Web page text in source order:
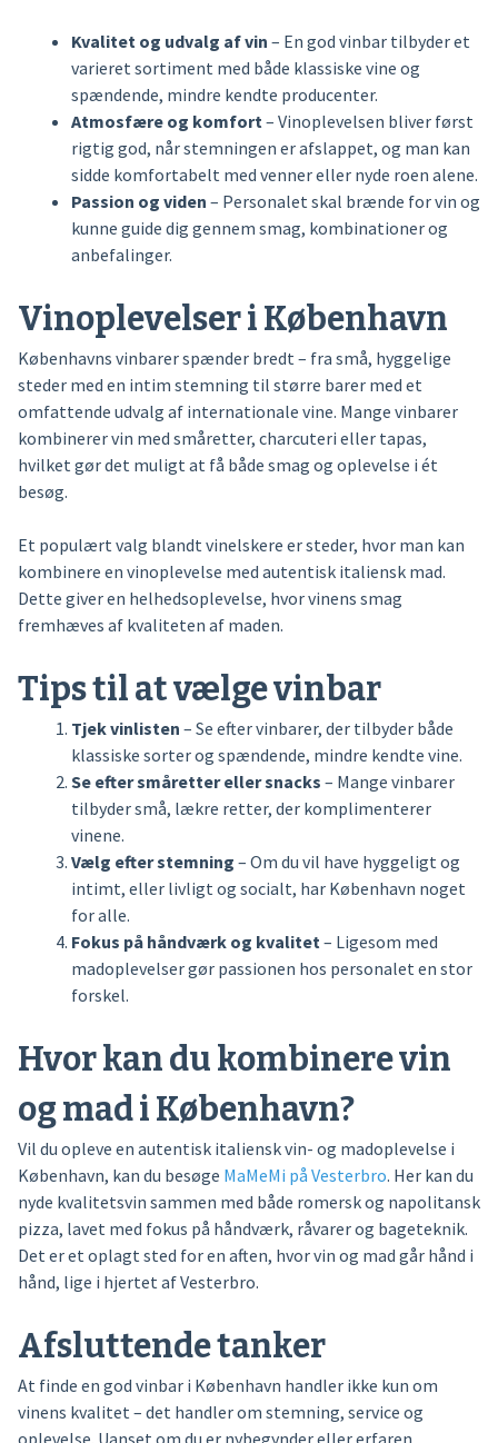
Kvalitet og udvalg af vin – En god vinbar tilbyder et
varieret sortiment med både klassiske vine og
spændende, mindre kendte producenter.
Atmosfære og komfort– Vinoplevelsen bliver først
rigtig god, når stemningen er afslappet, og man kan
sidde komfortabelt med venner eller nyde roen alene.
Passion og viden – Personalet skal brænde for vin og
kunne guide dig gennem smag, kombinationer og
anbefalinger.
Vinoplevelser i København
Københavns vinbarer spænder bredt – fra små, hyggelige
steder med en intim stemning til større barer med et
omfattende udvalg af internationale vine. Mange vinbarer
kombinerer vin med småretter, charcuteri eller tapas,
hvilket gør det muligt at få både smag og oplevelse i ét
besøg.
Et populært valg blandt vinelskere er steder, hvor man kan
kombinere en vinoplevelse med autentisk italiensk mad.
Dette giver en helhedsoplevelse, hvor vinens smag
fremhæves af kvaliteten af maden.
Tips til at vælge vinbar
Tjek vinlisten – Se efter vinbarer, der tilbyder både
klassiske sorter og spændende, mindre kendte vine.
Se efter småretter eller snacks – Mange vinbarer
tilbyder små, lækre retter, der komplimenterer
vinene.
Vælg efter stemning – Om du vil have hyggeligt og
intimt, eller livligt og socialt, har København noget
for alle.
Fokus på håndværk og kvalitet– Ligesom med
madoplevelser gør passionen hos personalet en stor
forskel.
Hvor kan du kombinere vin
og mad i København?
Vil du opleve en autentisk italiensk vin- og madoplevelse i
København, kan du besøge MaMeMi på Vesterbro. Her kan du
nyde kvalitetsvin sammen med både romersk og napolitansk
pizza, lavet med fokus på håndværk, råvarer og bageteknik.
Det er et oplagt sted for en aften, hvor vin og mad går hånd i
hånd, lige i hjertet af Vesterbro.
Afsluttende tanker
At finde en god vinbar i København handler ikke kun om
vinens kvalitet – det handler om stemning, service og
oplevelse. Uanset om du er nybegynder eller erfaren